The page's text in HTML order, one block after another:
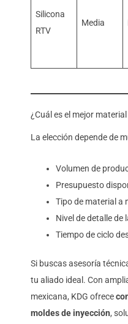
Silicona
RTV
Media
¿Cuál es el mejor
La elección depende de
Volumen de
Presupuesto
Tipo de material a
Nivel de detalle de
Tiempo de ciclo
Si buscas asesoría
tu aliado ideal. Con
mexicana, KDG ofrece
moldes de inyección,